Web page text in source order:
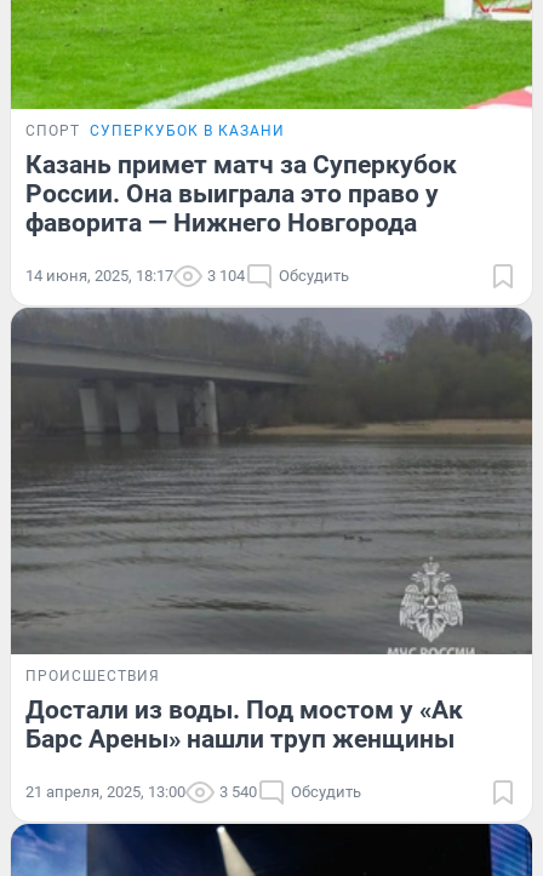
СПОРТ СУПЕРКУБОК В КАЗАНИ
Казань примет матч за Суперкубок
России. Она выиграла это право у
фаворита — Нижнего Новгорода
14 июня, 2025, 18:17 3 104 Обсудить
ПРОИСШЕСТВИЯ
Достали из воды. Под мостом у «Ак
Барс Арены» нашли труп женщины
21 апреля, 2025, 13:00 3 540 Обсудить